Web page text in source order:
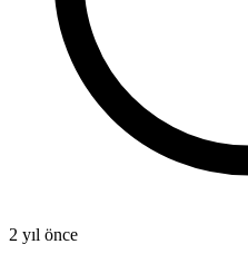
2 yıl önce